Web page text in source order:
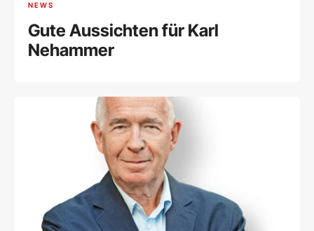
NEWS
Gute Aussichten für Karl
Nehammer